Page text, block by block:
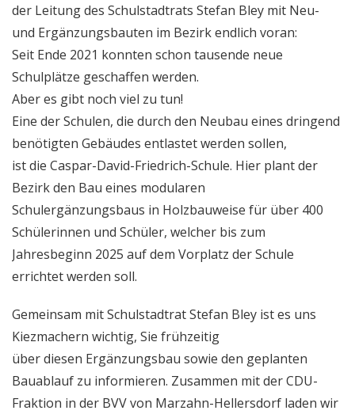
der Leitung des Schulstadtrats Stefan Bley mit Neu-
und Ergänzungsbauten im Bezirk endlich voran:
Seit Ende 2021 konnten schon tausende neue
Schulplätze geschaffen werden.
Aber es gibt noch viel zu tun!
Eine der Schulen, die durch den Neubau eines dringend
benötigten Gebäudes entlastet werden sollen,
ist die Caspar-David-Friedrich-Schule. Hier plant der
Bezirk den Bau eines modularen
Schulergänzungsbaus in Holzbauweise für über 400
Schülerinnen und Schüler, welcher bis zum
Jahresbeginn 2025 auf dem Vorplatz der Schule
errichtet werden soll.
Gemeinsam mit Schulstadtrat Stefan Bley ist es uns
Kiezmachern wichtig, Sie frühzeitig
über diesen Ergänzungsbau sowie den geplanten
Bauablauf zu informieren. Zusammen mit der CDU-
Fraktion in der BVV von Marzahn-Hellersdorf laden wir